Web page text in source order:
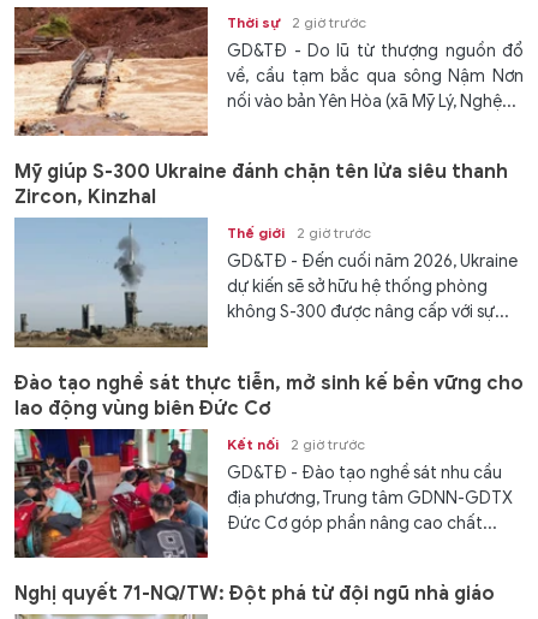
Thời sự 2 giờ trước
GD&TĐ - Do lũ từ thượng nguồn đổ
về, cầu tạm bắc qua sông Nậm Nơn
nối vào bản Yên Hòa (xã Mỹ Lý, Nghệ...
Mỹ giúp S-300 Ukraine đánh chặn tên lửa siêu thanh
Zircon, Kinzhal
Thế giới 2 giờ trước
GD&TĐ - Đến cuối năm 2026, Ukraine
dự kiến ​​sẽ sở hữu hệ thống phòng
không S-300 được nâng cấp với sự...
Đào tạo nghề sát thực tiễn, mở sinh kế bền vững cho
lao động vùng biên Đức Cơ
Kết nối 2 giờ trước
GD&TĐ - Đào tạo nghề sát nhu cầu
địa phương, Trung tâm GDNN-GDTX
Đức Cơ góp phần nâng cao chất...
Nghị quyết 71-NQ/TW: Đột phá từ đội ngũ nhà giáo